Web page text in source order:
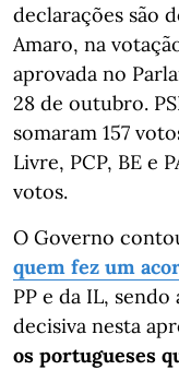
declarações são
Amaro, na
aprovada no
28 de outubro.
somaram 157
Livre, PCP, BE e
votos.
O Governo
quem fez um
PP e da IL,
decisiva nesta
os portugueses